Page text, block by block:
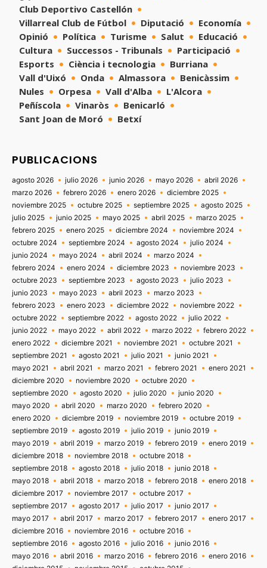
Club Deportivo Castellón
Villarreal Club de Fútbol
Diputació
Economía
Opinió
Política Turisme Salut
Educació
Cultura
Successos - Tribunals
Participació
Esports
Ciència i tecnologia
Burriana
Vall d'Uixó
Onda Almassora
Benicàssim
Nules
Orpesa Vall d'Alba
L'Alcora
Peñíscola
Vinaròs
Benicarló
Sant Joan de Moró
Betxí
PUBLICACIONS
agosto 2026 julio 2026 junio 2026 mayo 2026
abril 2026
marzo 2026
febrero 2026 enero 2026
diciembre 2025
noviembre 2025
octubre 2025 septiembre 2025
agosto 2025
julio 2025
junio 2025 mayo 2025 abril 2025
marzo 2025
febrero 2025
enero 2025 diciembre 2024
noviembre 2024
octubre 2024
septiembre 2024 agosto 2024
julio 2024
junio 2024
mayo 2024 abril 2024
marzo 2024
febrero 2024
enero 2024 diciembre 2023
noviembre 2023
octubre 2023
septiembre 2023 agosto 2023
julio 2023
junio 2023
mayo 2023 abril 2023
marzo 2023
febrero 2023
enero 2023 diciembre 2022
noviembre 2022
octubre 2022
septiembre 2022 agosto 2022
julio 2022
junio 2022
mayo 2022 abril 2022 marzo 2022
febrero 2022
enero 2022
diciembre 2021 noviembre 2021
octubre 2021
septiembre 2021
agosto 2021 julio 2021
junio 2021
mayo 2021
abril 2021 marzo 2021 febrero 2021
enero 2021
diciembre 2020
noviembre 2020
octubre 2020
septiembre 2020
agosto 2020 julio 2020
junio 2020
mayo 2020
abril 2020 marzo 2020
febrero 2020
enero 2020
diciembre 2019 noviembre 2019
octubre 2019
septiembre 2019
agosto 2019 julio 2019
junio 2019
mayo 2019
abril 2019 marzo 2019 febrero 2019
enero 2019
diciembre 2018
noviembre 2018
octubre 2018
septiembre 2018
agosto 2018 julio 2018
junio 2018
mayo 2018
abril 2018 marzo 2018 febrero 2018
enero 2018
diciembre 2017
noviembre 2017
octubre 2017
septiembre 2017
agosto 2017 julio 2017
junio 2017
mayo 2017
abril 2017 marzo 2017 febrero 2017
enero 2017
diciembre 2016
noviembre 2016
octubre 2016
septiembre 2016
agosto 2016 julio 2016
junio 2016
mayo 2016
abril 2016 marzo 2016 febrero 2016
enero 2016